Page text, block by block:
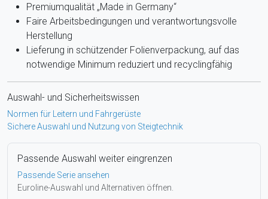
Premiumqualität „Made in Germany“
Faire Arbeitsbedingungen und verantwortungsvolle
Herstellung
Lieferung in schützender Folienverpackung, auf das
notwendige Minimum reduziert und recyclingfähig
Auswahl- und Sicherheitswissen
Normen für Leitern und Fahrgerüste
Sichere Auswahl und Nutzung von Steigtechnik
Passende Auswahl weiter eingrenzen
Passende Serie ansehen
Euroline-Auswahl und Alternativen öffnen.